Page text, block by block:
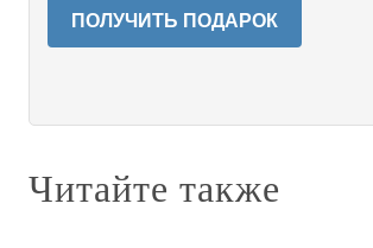
ПОЛУЧИТЬ ПОДАРОК
Читайте также